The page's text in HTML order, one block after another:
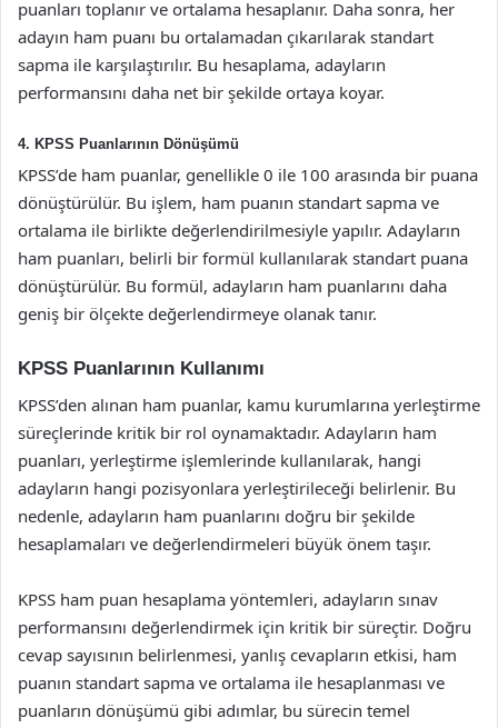
puanları toplanır ve ortalama hesaplanır. Daha sonra, her
adayın ham puanı bu ortalamadan çıkarılarak standart
sapma ile karşılaştırılır. Bu hesaplama, adayların
performansını daha net bir şekilde ortaya koyar.
4. KPSS Puanlarının Dönüşümü
KPSS’de ham puanlar, genellikle 0 ile 100 arasında bir puana
dönüştürülür. Bu işlem, ham puanın standart sapma ve
ortalama ile birlikte değerlendirilmesiyle yapılır. Adayların
ham puanları, belirli bir formül kullanılarak standart puana
dönüştürülür. Bu formül, adayların ham puanlarını daha
geniş bir ölçekte değerlendirmeye olanak tanır.
KPSS Puanlarının Kullanımı
KPSS’den alınan ham puanlar, kamu kurumlarına yerleştirme
süreçlerinde kritik bir rol oynamaktadır. Adayların ham
puanları, yerleştirme işlemlerinde kullanılarak, hangi
adayların hangi pozisyonlara yerleştirileceği belirlenir. Bu
nedenle, adayların ham puanlarını doğru bir şekilde
hesaplamaları ve değerlendirmeleri büyük önem taşır.
KPSS ham puan hesaplama yöntemleri, adayların sınav
performansını değerlendirmek için kritik bir süreçtir. Doğru
cevap sayısının belirlenmesi, yanlış cevapların etkisi, ham
puanın standart sapma ve ortalama ile hesaplanması ve
puanların dönüşümü gibi adımlar, bu sürecin temel